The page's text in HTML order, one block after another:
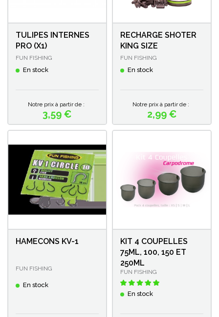
TULIPES INTERNES
PRO (X1)
FUN FISHING
En stock
Prix
Notre prix à partir de :
3,59 €
RECHARGE SHOTER
KING SIZE
FUN FISHING
En stock
Prix
Notre prix à partir de :
2,99 €
HAMECONS KV-1
FUN FISHING
En stock
KIT 4 COUPELLES
75ML, 100, 150 ET
250ML
FUN FISHING
En stock